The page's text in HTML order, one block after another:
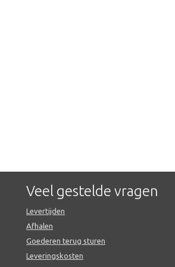
Veel gestelde vragen
Levertijden
Afhalen
Goederen terug sturen
Leveringskosten